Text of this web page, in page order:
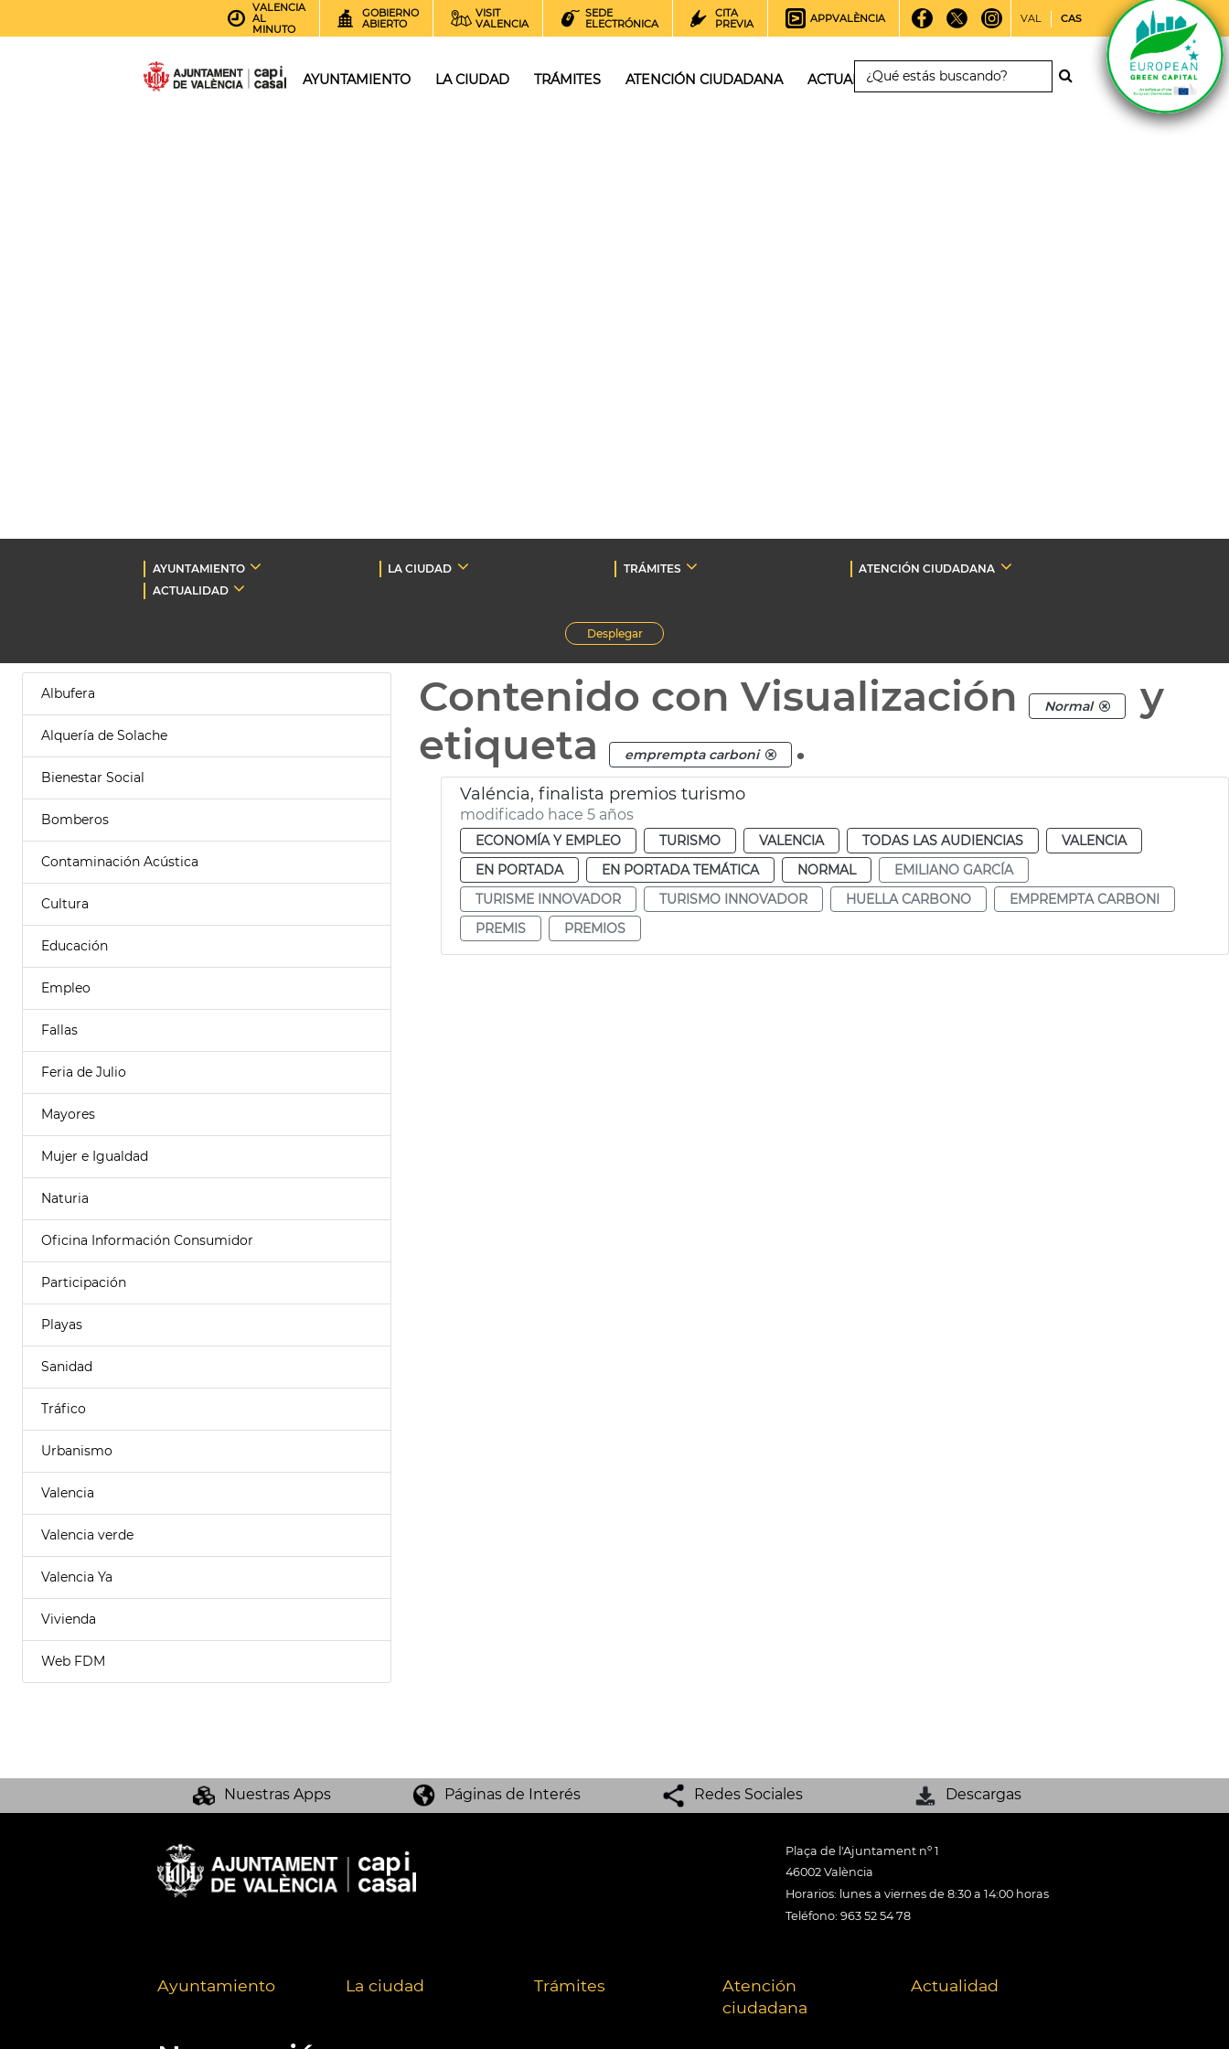
VALENCIA
AL
MINUTO
GOBIERNO
ABIERTO
VISIT
VALENCIA
SEDE
ELECTRÓNICA
CITA
PREVIA
APPVALÈNCIA VAL CAS
AYUNTAMIENTO LA CIUDAD TRÁMITES ATENCIÓN CIUDADANA ACTUALIDAD
AYUNTAMIENTO LA CIUDAD TRÁMITES
ATENCIÓN CIUDADANA
ACTUALIDAD
Desplegar
Albufera
Alquería de Solache
Bienestar Social
Bomberos
Contaminación Acústica
Cultura
Educación
Empleo
Fallas
Feria de Julio
Mayores
Mujer e Igualdad
Naturia
Oficina Información Consumidor
Participación
Playas
Sanidad
Tráfico
Urbanismo
Valencia
Valencia verde
Valencia Ya
Vivienda
Web FDM
Contenido con Visualización Normal
y
etiqueta
emprempta carboni .
Valéncia, finalista premios turismo
modificado hace 5 años
ECONOMÍA Y EMPLEO TURISMO VALENCIA TODAS LAS AUDIENCIAS
VALENCIA
EN PORTADA
EN PORTADA TEMÁTICA NORMAL
EMILIANO GARCÍA
TURISME INNOVADOR
TURISMO INNOVADOR HUELLA CARBONO
EMPREMPTA CARBONI
PREMIS
PREMIOS
Nuestras Apps Páginas de Interés Redes Sociales Descargas
Plaça de l'Ajuntament nº 1
46002 València
Horarios: lunes a viernes de 8:30 a 14:00 horas
Teléfono: 963 52 54 78
Ayuntamiento La ciudad Trámites
Atención
ciudadana
Actualidad